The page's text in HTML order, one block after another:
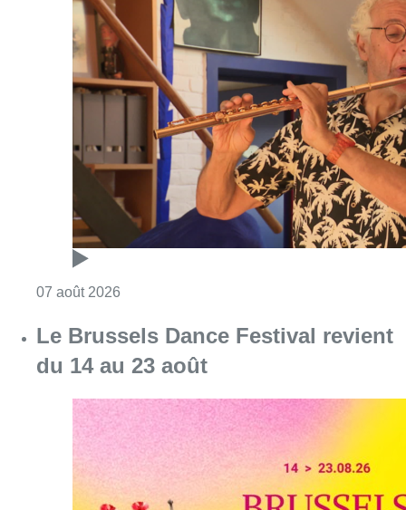
07 août 2026 Consulter l'article "Qui est Marc Grauwels,
Le Brussels Dance Festival revient
du 14 au 23 août
07 août 2026 Consulter l'article "Le Brussels Dance
De faux billets pour “L’Odyssée”